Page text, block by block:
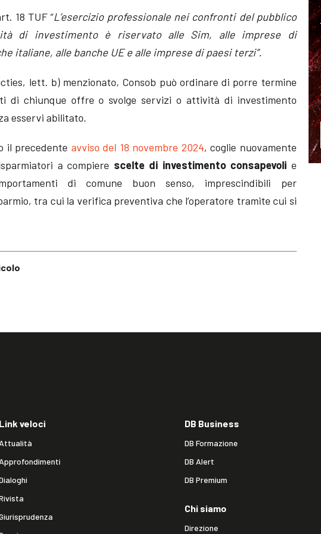
18 TUF “L’esercizio professionale nei confronti del pubblico
di investimento è riservato alle Sim, alle imprese di
italiane, alle banche UE e alle imprese di paesi terzi”.
lett. b) menzionato, Consob può ordinare di porre termine
di chiunque offre o svolge servizi o attività di investimento
esservi abilitato.
il precedente avviso del 18 novembre 2024, coglie nuovamente
a compiere scelte di investimento consapevoli e
di comune buon senso, imprescindibili per
tra cui la verifica preventiva che l’operatore tramite cui si
Link veloci
Attualità
Approfondimenti
DB Business
DB Formazione
DB Alert
DB Premium
Chi siamo
Direzione